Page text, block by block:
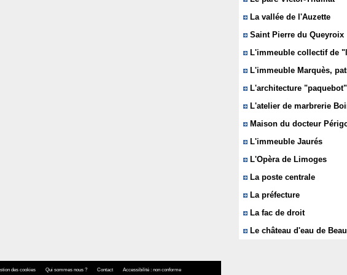
La vallée de l'Auzette
Saint Pierre du Queyroix
L'immeuble collectif de
L'immeuble Marquès,
L'architecture
L'atelier de marbrerie
Maison du docteur
L'immeuble Jaurés
L'Opèra de Limoges
La poste centrale
La préfecture
La fac de droit
Le château d'eau de
des cookies Qui sommes nous ? Contact Accessibilité : non conforme